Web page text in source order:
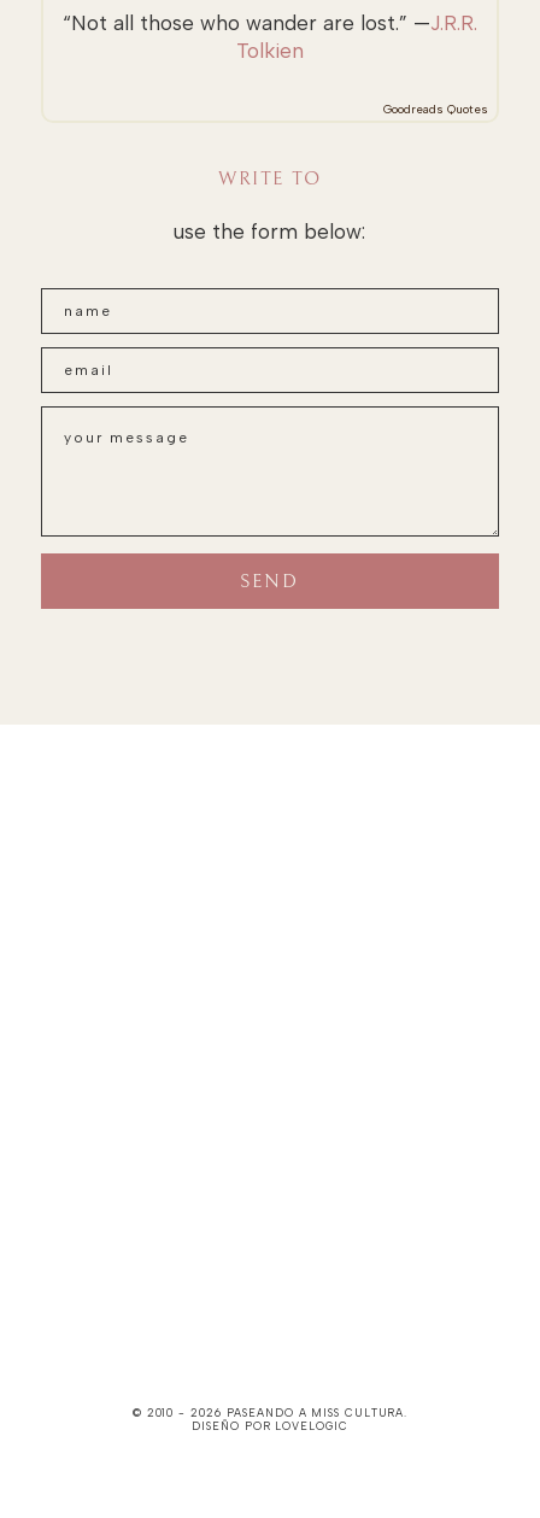
“Not all those who wander are lost.” —J.R.R.
Tolkien
Goodreads Quotes
WRITE TO
use the form below:
© 2010 - 2026 PASEANDO A MISS CULTURA
DISEÑO POR LOVELOGIC